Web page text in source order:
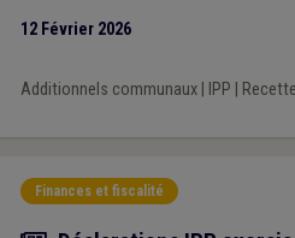
12 Février 2026
Additionnels communaux| IPP Recette
Finances et fiscalité